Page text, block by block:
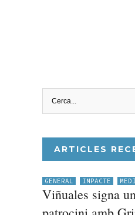
ARTICLES
GENERAL IMPACTE
Viñuales signa